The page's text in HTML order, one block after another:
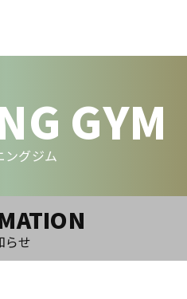
GYM
ングジム
らせ